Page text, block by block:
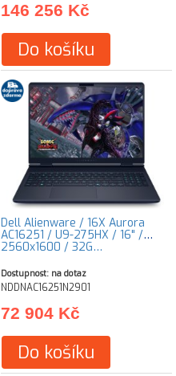
146 256 Kč
Do košíku
Dell Alienware / 16X Aurora
AC16251 / U9-275HX / 16" /
2560x1600 / 32G…
Dostupnost: na dotaz
NDDNAC16251N2901
72 904 Kč
Do košíku